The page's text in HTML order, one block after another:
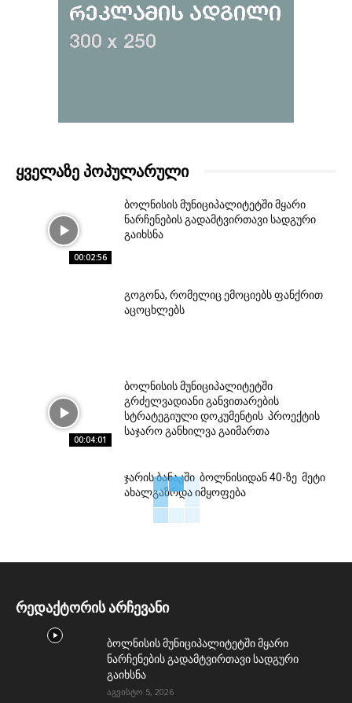
ᲧᲕᲔᲚᲐᲖᲔ ᲞᲝᲞᲣᲚᲐᲠᲣᲚᲘ
00:02:56
ბოლნისის მუნიციპალიტეტში მყარი
ნარჩენების გადამტვირთავი სადგური
გაიხსნა
გოგონა, რომელიც ემოციებს ფანქრით
აცოცხლებს
00:04:01
ბოლნისის მუნიციპალიტეტში
გრძელვადიანი განვითარების
სტრატეგიული დოკუმენტის პროექტის
საჯარო განხილვა გაიმართა
ჯარის ბანაკში ბოლნისიდან 40-ზე მეტი
ახალგაზრდა იმყოფება
რედაქტორის არჩევანი
ბოლნისის მუნიციპალიტეტში მყარი
ნარჩენების გადამტვირთავი სადგური
გაიხსნა
აგვისტო 5, 2026